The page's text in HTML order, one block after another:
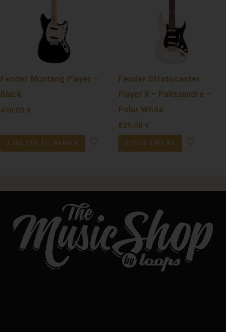
Fender Mustang Player –
Black
490,00 €
AJOUTER AU PANIER
Fender Stratocaster
Player II – Palissandre –
Polar White
829,00 €
STOCK ÉPUISÉ